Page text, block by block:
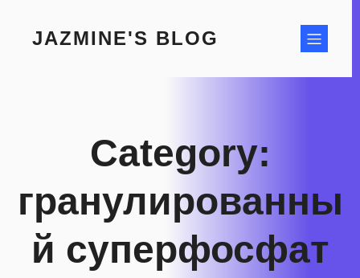
contentJAZMINE'S BLOG
Category:
гранулированны
й суперфосфат